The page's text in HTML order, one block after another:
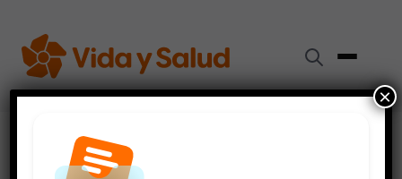
Videos de Salud
×